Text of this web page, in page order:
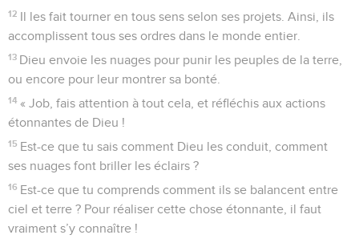
12 Il les fait tourner en tous sens selon ses projets. Ainsi, ils
accomplissent tous ses ordres dans le monde entier.
13 Dieu envoie les nuages pour punir les peuples de la terre,
ou encore pour leur montrer sa bonté.
14 « Job, fais attention à tout cela, et réfléchis aux actions
étonnantes de Dieu !
15 Est-ce que tu sais comment Dieu les conduit, comment
ses nuages font briller les éclairs ?
16 Est-ce que tu comprends comment ils se balancent entre
ciel et terre ? Pour réaliser cette chose étonnante, il faut
vraiment s’y connaître !